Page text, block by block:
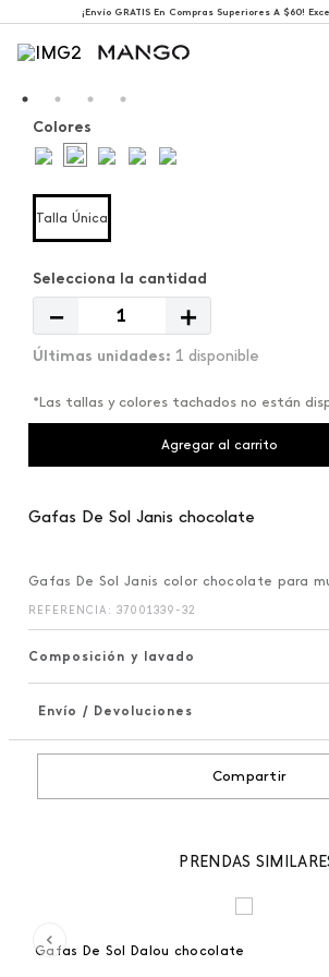
¡Envío GRATIS En Compras Superiores A $60!
Colores
Talla Única
＋
－
1 disponible
*Las tallas y colores tachados no están
Agregar al carrito
Gafas De Sol Janis chocolate
Gafas De Sol Janis color chocolate para
REFERENCIA : 37001339-32
Composición y lavado
Envío / Devoluciones
Compartir
PRENDAS
Gafas De Sol Dalou chocolate